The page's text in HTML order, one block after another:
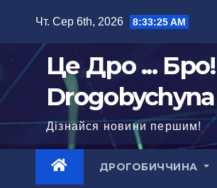
Чт. Сер 6th, 2026 8:33:26 AM
Це Дро ...
Drogobychyna
Дізнайся новини першим!
ДРОГОБИЧЧИНА